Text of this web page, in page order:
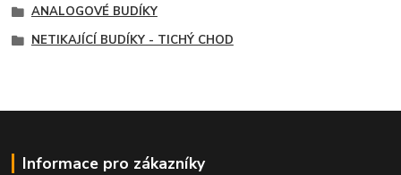
ANALOGOVÉ BUDÍKY
NETIKAJÍCÍ BUDÍKY - TICHÝ CHOD
Informace pro zákazníky